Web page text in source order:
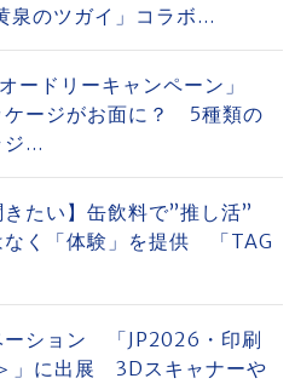
泉のツガイ」コラボ...
オードリーキャンペーン」
ケージがお面に？ 5種類の
...
きたい】缶飲料で”推し活”
なく「体験」を提供 「TAG
ーション 「JP2026・印刷
」に出展 3Dスキャナーや